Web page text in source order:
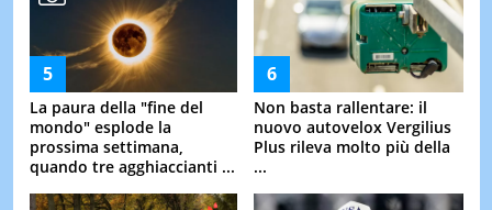
La paura della "fine del
mondo" esplode la
prossima settimana,
quando tre agghiaccianti ...
Non basta rallentare: il
nuovo autovelox Vergilius
Plus rileva molto più della
...